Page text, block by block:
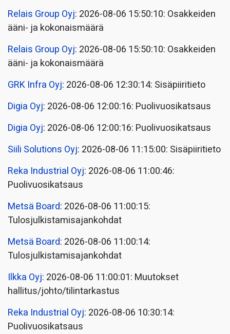
Relais Group Oyj: 2026-08-06 15:50:10: Osakkeiden
ääni- ja kokonaismäärä
Relais Group Oyj: 2026-08-06 15:50:10: Osakkeiden
ääni- ja kokonaismäärä
GRK Infra Oyj: 2026-08-06 12:30:14: Sisäpiiritieto
Digia Oyj: 2026-08-06 12:00:16: Puolivuosikatsaus
Digia Oyj: 2026-08-06 12:00:16: Puolivuosikatsaus
Siili Solutions Oyj: 2026-08-06 11:15:00: Sisäpiiritieto
Reka Industrial Oyj: 2026-08-06 11:00:46:
Puolivuosikatsaus
Metsä Board: 2026-08-06 11:00:15:
Tulosjulkistamisajankohdat
Metsä Board: 2026-08-06 11:00:14:
Tulosjulkistamisajankohdat
Ilkka Oyj: 2026-08-06 11:00:01: Muutokset
hallitus/johto/tilintarkastus
Reka Industrial Oyj: 2026-08-06 10:30:14:
Puolivuosikatsaus